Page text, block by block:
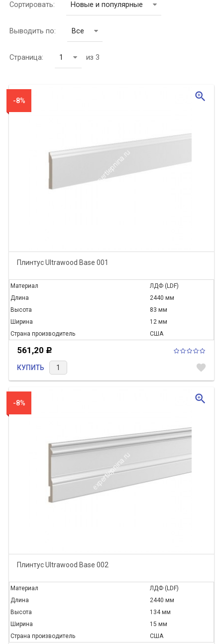
Сортировать: Новые и популярные
Выводить по: Все
Страница: 1 из 3
-8%
Плинтус Ultrawood Base 001
Материал
ЛДФ (LDF)
Длина
2440 мм
Высота
83 мм
Ширина
12 мм
Страна производитель
США
561,20 Р
КУПИТЬ favorite
zoom_in
-8%
Плинтус Ultrawood Base 002
Материал
ЛДФ (LDF)
Длина
2440 мм
Высота
134 мм
Ширина
15 мм
Страна производитель
США
zoom_in